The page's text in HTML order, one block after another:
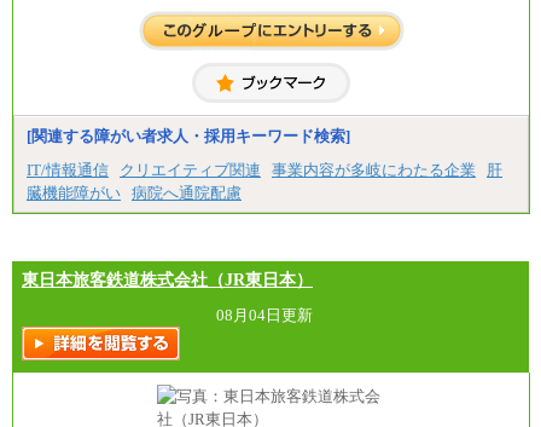
※試用期間中も給与に変更はございません。
＜募集各社・全職種共通＞
月給21万円以上～
※試用期間中の給与に変更はありません。
ます。
[関連する障がい者求人・採用キーワード検索]
IT/情報通信
クリエイティブ関連 事業内容が多岐にわたる企業
肝
臓機能障がい 病院へ通院配慮
東日本旅客鉄道株式会社（JR東日本）
08月04日更新